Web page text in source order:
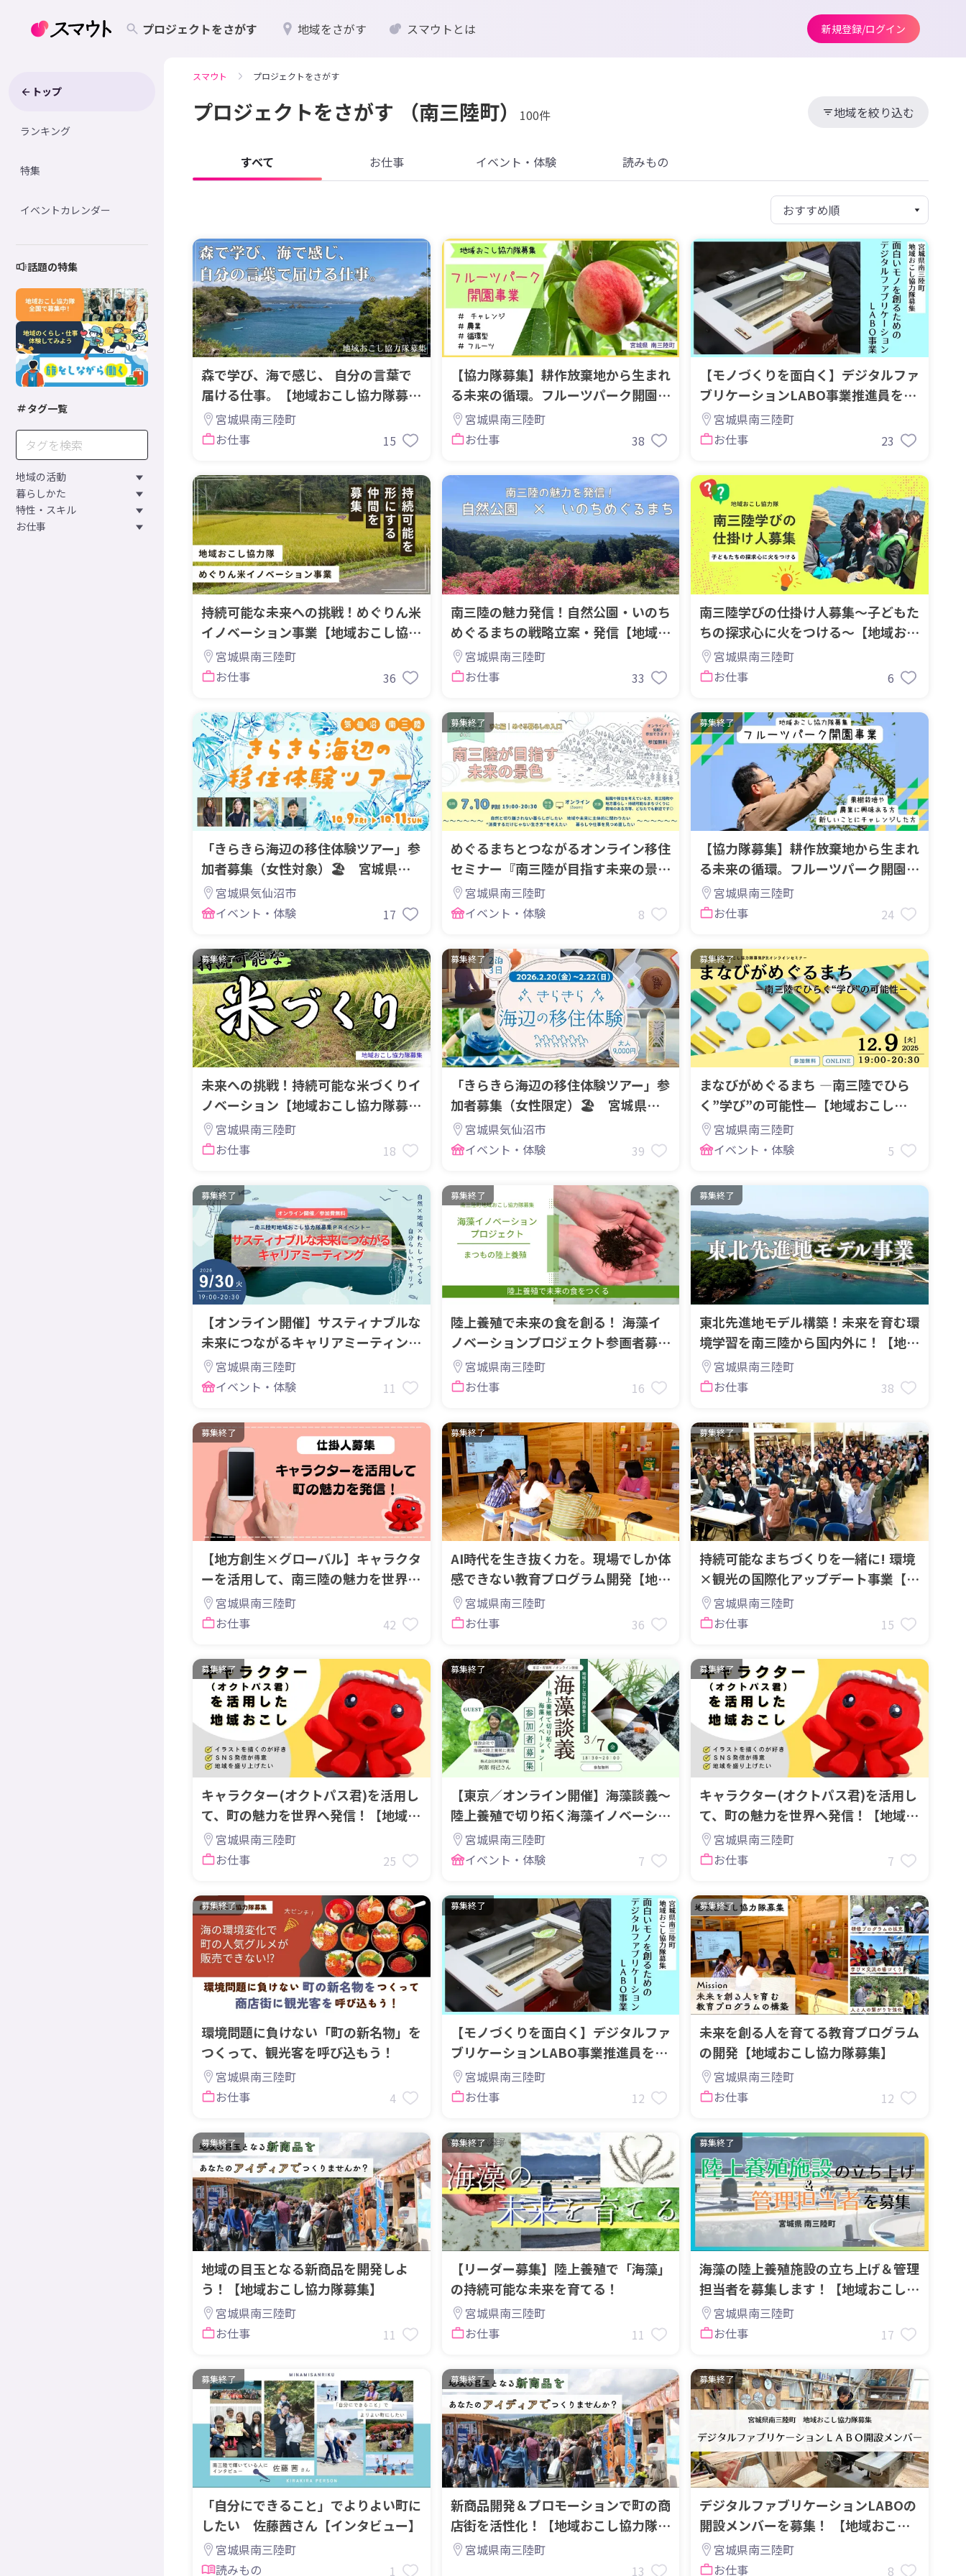
プロジェクトをさがす 地域をさがす スマウトとは 新規登録/ログイン
トップ
ランキング
特集
イベントカレンダー
話題の特集
タグ一覧
地域の活動
暮らしかた
特性・スキル
お仕事
スマウト プロジェクトをさがす
プロジェクトをさがす （南三陸町） 100件 地域を絞り込む
すべて お仕事 イベント・体験 読みもの
森で学び、海で感じ、 自分の言葉で
届ける仕事。【地域おこし協力隊募
集】宮城県南三陸町
お仕事
15
【協力隊募集】耕作放棄地から生まれ
る未来の循環。フルーツパーク開園プ
ロジェクト（南
宮城県南三陸町
お仕事
38
【モノづくりを面白く】デジタルファ
ブリケーションLABO事業推進員を募
集！宮城県南三陸町
お仕事
23
持続可能な未来への挑戦！めぐりん米
イノベーション事業【地域おこし協力
隊募集】
宮城県南三陸町
お仕事
36
南三陸の魅力発信！自然公園・いのち
めぐるまちの戦略立案・発信【地域お
こし協力隊募集】
宮城県南三陸町
お仕事
33
南三陸学びの仕掛け人募集～子どもた
ちの探求心に火をつける～【地域おこ
し協力隊】
宮城県南三陸町
お仕事
6
「きらきら海辺の移住体験ツアー」参
加者募集（女性対象）🏖️ 宮城県気
仙沼・南三陸地域
宮城県気仙沼市
イベント・体験
17
募集終了
めぐるまちとつながるオンライン移住
セミナー『南三陸が目指す未来の景
色』＃０１～ひと編～
宮城県南三陸町
イベント・体験
8
募集終了
【協力隊募集】耕作放棄地から生まれ
る未来の循環。フルーツパーク開園プ
ロジェクト（南三陸町）
宮城県南三陸町
お仕事
24
募集終了
未来への挑戦！持続可能な米づくりイ
ノベーション【地域おこし協力隊募
集】宮城県南三陸町
お仕事
18
募集終了
「きらきら海辺の移住体験ツアー」参
加者募集（女性限定）🏖️ 宮城県気
仙沼・南三陸地域
宮城県気仙沼市
イベント・体験
39
募集終了
まなびがめぐるまち ―南三陸でひら
く”学び”の可能性—【地域おこし協
力隊募集ＰＲセミナー】
宮城県南三陸町
イベント・体験
5
募集終了
【オンライン開催】サスティナブルな
未来につながるキャリアミーティング
（参加無料）
宮城県南三陸町
イベント・体験
11
募集終了
陸上養殖で未来の食を創る！ 海藻イ
ノベーションプロジェクト参画者募集
【地域おこし協力隊】
宮城県南三陸町
お仕事
16
募集終了
東北先進地モデル構築！未来を育む環
境学習を南三陸から国内外に！【地域
おこし協力隊募集】
宮城県南三陸町
お仕事
38
募集終了
【地方創生×グローバル】キャラクタ
ーを活用して、南三陸の魅力を世界に
広める仕掛人を大募集！
宮城県南三陸町
お仕事
42
募集終了
AI時代を生き抜く力を。現場でしか体
感できない教育プログラム開発【地域
おこし協力隊募集】
宮城県南三陸町
お仕事
36
募集終了
持続可能なまちづくりを一緒に! 環境
×観光の国際化アップデート事業【地
域おこし協力隊募集】
宮城県南三陸町
お仕事
15
募集終了
キャラクター(オクトパス君)を活用し
て、町の魅力を世界へ発信！【地域お
こし協力隊募集】
宮城県南三陸町
お仕事
25
募集終了
【東京／オンライン開催】海藻談義～
陸上養殖で切り拓く海藻イノベーショ
ン～（参加無料）
宮城県南三陸町
イベント・体験
7
募集終了
キャラクター(オクトパス君)を活用し
て、町の魅力を世界へ発信！【地域お
こし協力隊募集】
宮城県南三陸町
お仕事
7
募集終了
環境問題に負けない「町の新名物」を
つくって、観光客を呼び込もう！
宮城県南三陸町
お仕事
4
募集終了
【モノづくりを面白く】デジタルファ
ブリケーションLABO事業推進員を募
集！宮城県南三陸町
お仕事
12
募集終了
未来を創る人を育てる教育プログラム
の開発【地域おこし協力隊募集】
宮城県南三陸町
お仕事
12
募集終了
地域の目玉となる新商品を開発しよ
う！【地域おこし協力隊募集】
宮城県南三陸町
お仕事
11
募集終了
【リーダー募集】陸上養殖で「海藻」
の持続可能な未来を育てる！
宮城県南三陸町
お仕事
11
募集終了
海藻の陸上養殖施設の立ち上げ＆管理
担当者を募集します！【地域おこし協
力隊】
宮城県南三陸町
お仕事
17
募集終了
「自分にできること」でよりよい町に
したい 佐藤茜さん【インタビュー】
宮城県南三陸町
読みもの
1
募集終了
新商品開発＆プロモーションで町の商
店街を活性化！【地域おこし協力隊募
集】宮城県南三陸町
13
募集終了
デジタルファブリケーションLABOの
開設メンバーを募集！ 【地域おこし
協力隊募集】
宮城県南三陸町
お仕事
8